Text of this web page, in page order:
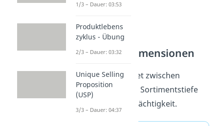
Sortimentsdimensionen
Man unterscheidet zwischen
Sortimentsbreite, Sortimentstiefe
und Sortimentsmächtigkeit.
1/3 – Dauer: 03:53
Produktlebens
zyklus - Übung
2/3 – Dauer: 03:32
Unique Selling
Proposition
(USP)
3/3 – Dauer: 04:37